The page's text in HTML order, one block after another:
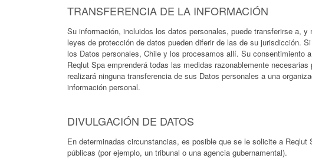
TRANSFERENCIA DE LA INFORMACIÓN
Su información, incluidos los datos personales, puede transferirse a,
leyes de protección de datos pueden diferir de las de su jurisdicción.
los Datos personales, Chile y los procesamos allí. Su consentimiento
Reqlut Spa emprenderá todas las medidas razonablemente
realizará ninguna transferencia de sus Datos personales a una
información personal.
DIVULGACIÓN DE DATOS
En determinadas circunstancias, es posible que se le solicite a
públicas (por ejemplo, un tribunal o una agencia gubernamental).